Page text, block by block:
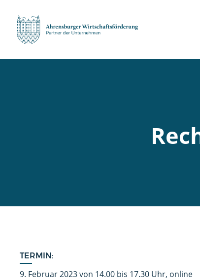
TERMIN:
9. Februar 2023 von 14.00 bis 17.30 Uhr, online